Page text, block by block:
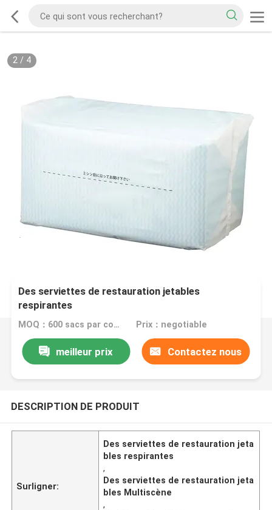
2/ 4
Des serviettes de restauration jetables
respirantes
MOQ：600 sacs par couleur Prix：negotiable
meilleur prix Contactez nous
DESCRIPTION DE PRODUIT
Surligner:
Des serviettes de restauration jeta
bles respirantes
,
Des serviettes de restauration jeta
bles Multiscène
,